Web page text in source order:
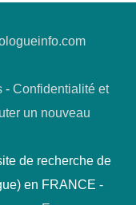
- Confidentialité et
un nouveau
de recherche de
en FRANCE -